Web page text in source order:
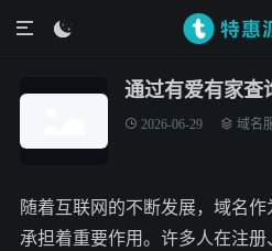

通过有爱有家查
2026-06-29 域名
随着互联网的不断发展，域名作
承担着重要作用。许多人在注